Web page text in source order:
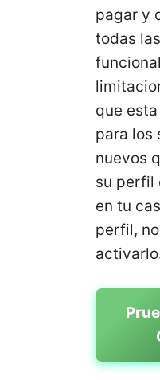
pagar y
todas las
que
para los
nuevos
su perfil
en tu
perfil,